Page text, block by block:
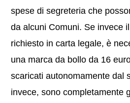
spese di segreteria che
da alcuni Comuni. Se invece
richiesto in carta legale, è
una marca da bollo da 16
scaricati autonomamente dal
invece, sono completamente